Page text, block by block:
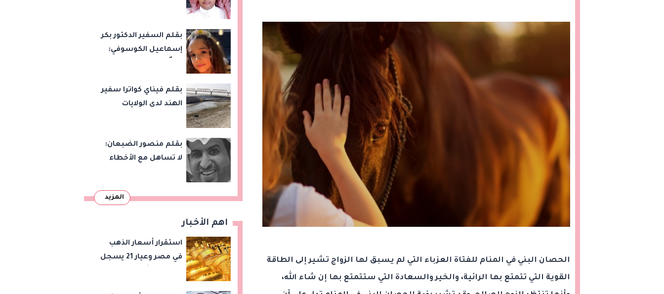
الحصان البني في المنام للفتاة العزباء التي لم يسبق لها الزواج تشير إلى الطاقة
القوية التي تتمتع بها الرائية، والخير والسعادة التي ستتمتع بها إن شاء الله،
بقلم السفير الدكتور بكر
إسماعيل الكوسوفي:
بقلم فيناي كواترا سفير
الهند لدى الولايات
وقت طويل من تعليق
الهند العمل بها
بقلم منصور الضبعان:
لا تساهل مع الأخطاء
المزيد
اهم الأخبار
استقرار أسعار الذهب
في مصر وعيار 21 يسجل